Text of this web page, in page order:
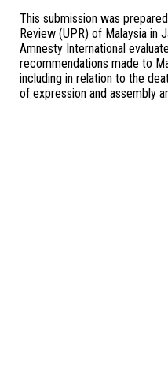
This submission was
Review (UPR) of Malaysia in
Amnesty International
recommendations made to
including in relation to the
of expression and assembly